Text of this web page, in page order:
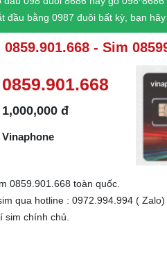
đầu bằng 0987 đuôi bất kỳ, bạn
- Sim
0859.901.668
1,000,000 đ
Vinaphone
0859.901.668 toàn quốc.
qua hotline : 0972.994.994 ( Zalo)
sim chính chủ.